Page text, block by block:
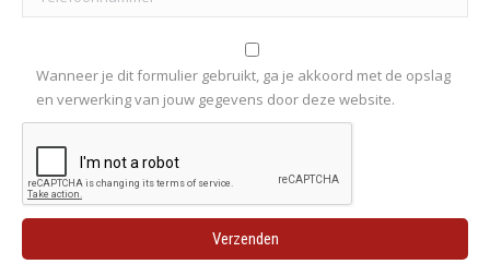
Wanneer je dit formulier gebruikt, ga je akkoord met de opslag
en verwerking van jouw gegevens door deze website.